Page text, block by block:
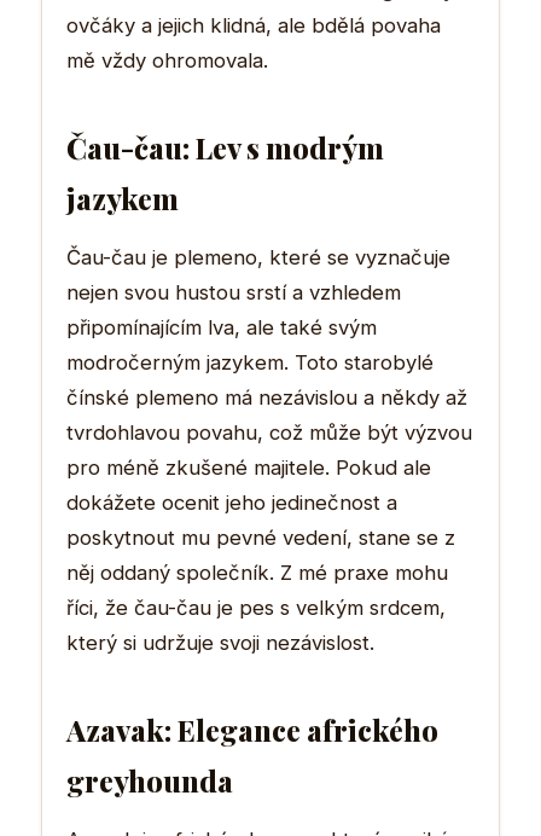
ovčáky a jejich klidná, ale bdělá povaha
mě vždy ohromovala.
Čau-čau: Lev s modrým
jazykem
Čau-čau je plemeno, které se vyznačuje
nejen svou hustou srstí a vzhledem
připomínajícím lva, ale také svým
modročerným jazykem. Toto starobylé
čínské plemeno má nezávislou a někdy až
tvrdohlavou povahu, což může být výzvou
pro méně zkušené majitele. Pokud ale
dokážete ocenit jeho jedinečnost a
poskytnout mu pevné vedení, stane se z
něj oddaný společník. Z mé praxe mohu
říci, že čau-čau je pes s velkým srdcem,
který si udržuje svoji nezávislost.
Azavak: Elegance afrického
greyhounda